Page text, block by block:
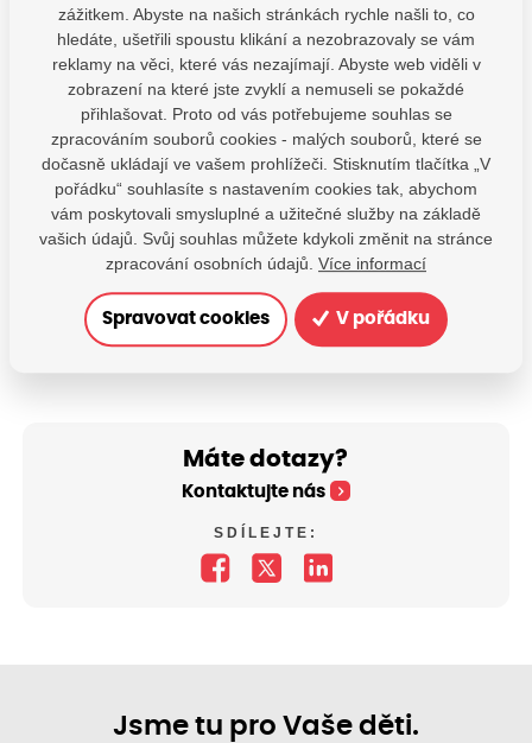
Horní Kostelec
2026/1, 2026/7, 2026/10, 2026/17,
2026/18, 2026/21, 2026/22,
2026/23, 2026/26, 2026/28,
2026/43, 2026/49, 2026/53,
2026/54, 2026/57, 2026/72,
2026/76
Máte dotazy?
Kontaktujte nás
SDÍLEJTE:
Jsme tu pro Vaše děti.
zážitkem. Abyste na našich stránkách rychle našli to, co
hledáte, ušetřili spoustu klikání a nezobrazovaly se vám
reklamy na věci, které vás nezajímají. Abyste web viděli v
zobrazení na které jste zvyklí a nemuseli se pokaždé
přihlašovat. Proto od vás potřebujeme souhlas se
zpracováním souborů cookies - malých souborů, které se
dočasně ukládají ve vašem prohlížeči. Stisknutím tlačítka „V
pořádku“ souhlasíte s nastavením cookies tak, abychom
vám poskytovali smysluplné a užitečné služby na základě
vašich údajů. Svůj souhlas můžete kdykoli změnit na stránce
zpracování osobních údajů. Více informací
Spravovat cookies V pořádku